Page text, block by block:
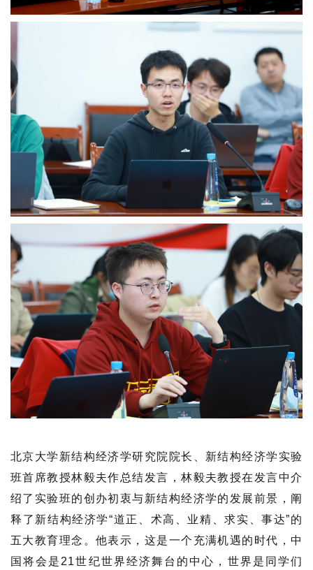
北京大学新结构经济学研究院院长、新结构经济学实验
班首席教授林毅夫作总结发言，林毅夫教授在发言中介
绍了实验班的创办初衷与新结构经济学的发展前景，阐
释了新结构经济学“道正、术高、业精、求实、事达”的
五大教育理念。他表示，这是一个充满机遇的时代，中
国将会是21世纪世界经济舞台的中心，世界是同学们